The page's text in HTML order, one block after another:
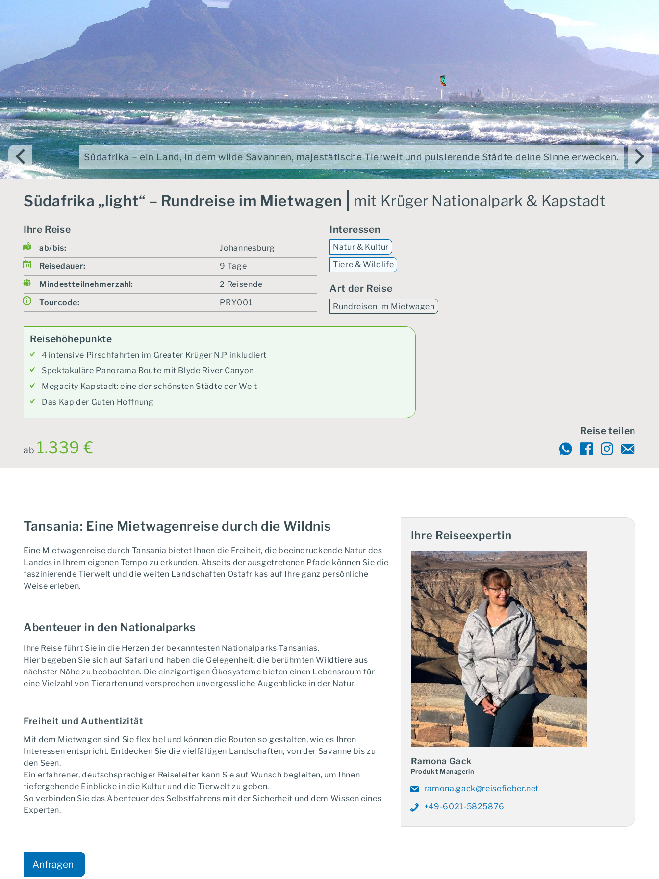
Südafrika – ein Land, in dem wilde Savannen, majestätische Tierwelt und pulsierende Städte deine Sinne erwecken.
Südafrika „light“ – Rundreise im Mietwagen mit Krüger Nationalpark & Kapstadt
Ihre Reise
ab/bis:
Johannesburg
Reisedauer:
9 Tage
Mindestteilnehmerzahl:
2 Reisende
Tourcode:
PRY001
Interessen
Natur & Kultur
Tiere & Wildlife
Art der Reise
Rundreisen im Mietwagen
Reisehöhepunkte
4 intensive Pirschfahrten im Greater Krüger N.P inkludiert
Spektakuläre Panorama Route mit Blyde River Canyon
Megacity Kapstadt: eine der schönsten Städte der Welt
Das Kap der Guten Hoffnung
ab 1.339 €
Reise teilen
Tansania: Eine Mietwagenreise durch die Wildnis
Eine Mietwagenreise durch Tansania bietet Ihnen die Freiheit, die beeindruckende Natur des
Landes in Ihrem eigenen Tempo zu erkunden. Abseits der ausgetretenen Pfade können Sie die
faszinierende Tierwelt und die weiten Landschaften Ostafrikas auf Ihre ganz persönliche
Weise erleben.
Abenteuer in den Nationalparks
Ihre Reise führt Sie in die Herzen der bekanntesten Nationalparks Tansanias.
Hier begeben Sie sich auf Safari und haben die Gelegenheit, die berühmten Wildtiere aus
nächster Nähe zu beobachten. Die einzigartigen Ökosysteme bieten einen Lebensraum für
eine Vielzahl von Tierarten und versprechen unvergessliche Augenblicke in der Natur.
Freiheit und Authentizität
Mit dem Mietwagen sind Sie flexibel und können die Routen so gestalten, wie es Ihren
Interessen entspricht. Entdecken Sie die vielfältigen Landschaften, von der Savanne bis zu
den Seen.
Ein erfahrener, deutschsprachiger Reiseleiter kann Sie auf Wunsch begleiten, um Ihnen
tiefergehende Einblicke in die Kultur und die Tierwelt zu geben.
So verbinden Sie das Abenteuer des Selbstfahrens mit der Sicherheit und dem Wissen eines
Experten.
Ihre Reiseexpertin
Ramona Gack
Produkt Managerin
ramona.gack@reisefieber.net
+49-6021-5825876
Anfragen
Südafrika „light“ – Rundreise im Mietwagen
Tourcode:
Starttermin:
Ihre Reiseexpertin: Ramona